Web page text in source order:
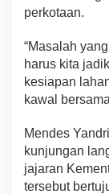
perkotaan.
“Masalah
harus kita
kesiapan
kawal
Mendes
kunjungan
jajaran
tersebut